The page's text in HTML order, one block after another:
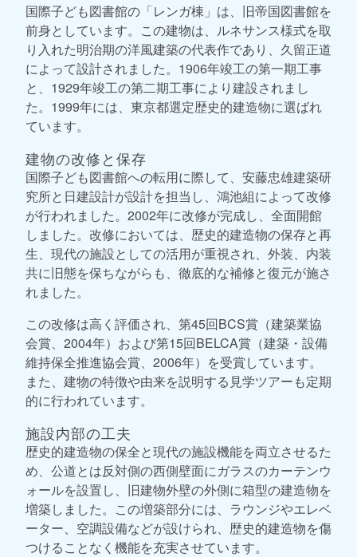
国際子ども図書館の「レンガ棟」は、旧帝国図書館を
前身としています。この建物は、ルネサンス様式を取
り入れた明治期の洋風建築の代表作であり、久留正道
によって設計されました。1906年竣工の第一期工事
と、1929年竣工の第二期工事により建設されまし
た。1999年には、東京都選定歴史的建造物に選ばれ
ています。
建物の改修と保存
国際子ども図書館への転用に際して、安藤忠雄建築研
究所と日建設計が設計を担当し、鴻池組によって改修
が行われました。2002年に改修が完成し、全面開館
しました。改修においては、歴史的建造物の保存と再
生、現代の施設としての活用が重視され、外装、内装
共に旧態を保ちながらも、徹底的な補修と復元が施さ
れました。
この改修は高く評価され、第45回BCS賞（建築業協
会賞、2004年）および第15回BELCA賞（建築・設備
維持保全推進協会賞、2006年）を受賞しています。
また、建物の特徴や由来を説明する見学ツアーも定期
的に行われています。
施設内部の工夫
歴史的建造物の保全と現代の施設機能を両立させるた
め、公道とは反対側の西側壁面にガラスのカーテンウ
ォールを設置し、旧建物外壁の外側に箱型の建造物を
増築しました。この増築部分には、ラウンジやエレベ
ーター、空調設備などが設けられ、歴史的建造物を傷
つけることなく機能を充実させています。